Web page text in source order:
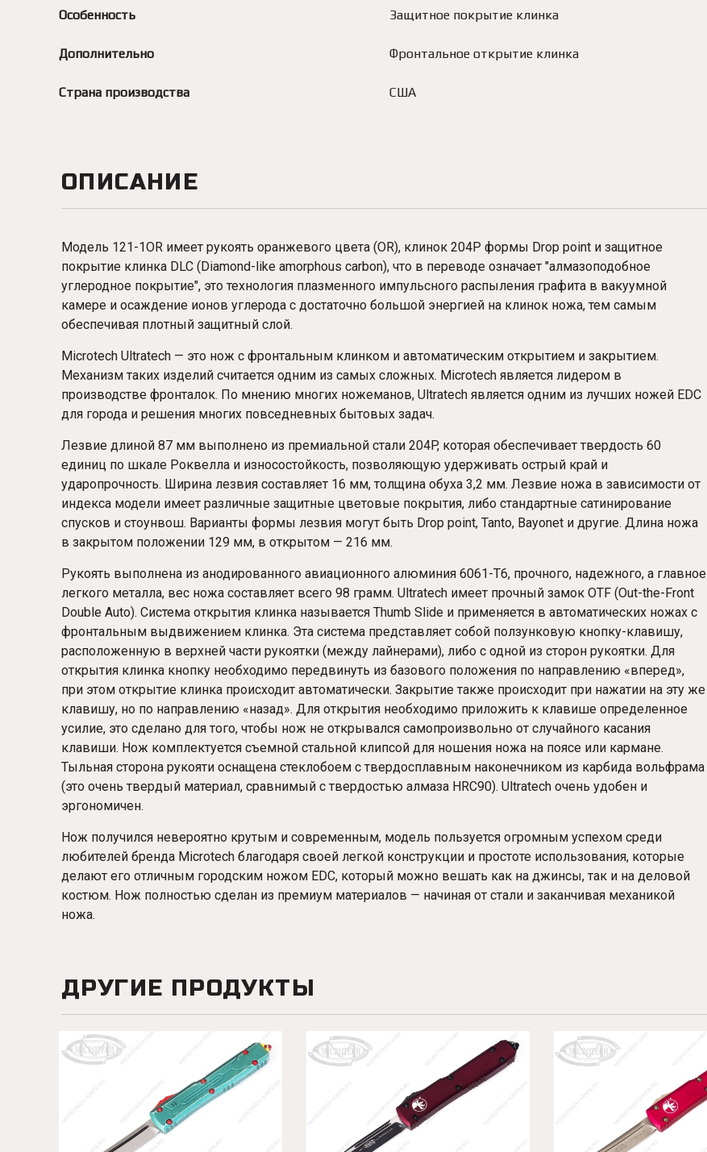
Особенность Защитное покрытие клинка
Дополнительно Фронтальное открытие клинка
Страна производства США
ОПИСАНИЕ
Модель 121-1OR имеет рукоять оранжевого цвета (OR), клинок 204P формы Drop point и защитное
покрытие клинка DLC (Diamond-like amorphous carbon), что в переводе означает "алмазоподобное
углеродное покрытие", это технология плазменного импульсного распыления графита в вакуумной
камере и осаждение ионов углерода с достаточно большой энергией на клинок ножа, тем самым
обеспечивая плотный защитный слой.
Microtech Ultratech — это нож с фронтальным клинком и автоматическим открытием и закрытием.
Механизм таких изделий считается одним из самых сложных. Microtech является лидером в
производстве фронталок. По мнению многих ножеманов, Ultratech является одним из лучших ножей EDC
для города и решения многих повседневных бытовых задач.
Лезвие длиной 87 мм выполнено из премиальной стали 204P, которая обеспечивает твердость 60
единиц по шкале Роквелла и износостойкость, позволяющую удерживать острый край и
ударопрочность. Ширина лезвия составляет 16 мм, толщина обуха 3,2 мм. Лезвие ножа в зависимости от
индекса модели имеет различные защитные цветовые покрытия, либо стандартные сатинирование
спусков и стоунвош. Варианты формы лезвия могут быть Drop point, Tanto, Bayonet и другие. Длина ножа
в закрытом положении 129 мм, в открытом — 216 мм.
Рукоять выполнена из анодированного авиационного алюминия 6061-T6, прочного, надежного, а главное
легкого металла, вес ножа составляет всего 98 грамм. Ultratech имеет прочный замок OTF (Out-the-Front
Double Auto). Система открытия клинка называется Thumb Slide и применяется в автоматических ножах с
фронтальным выдвижением клинка. Эта система представляет собой ползунковую кнопку-клавишу,
расположенную в верхней части рукоятки (между лайнерами), либо с одной из сторон рукоятки. Для
открытия клинка кнопку необходимо передвинуть из базового положения по направлению «вперед»,
при этом открытие клинка происходит автоматически. Закрытие также происходит при нажатии на эту же
клавишу, но по направлению «назад». Для открытия необходимо приложить к клавише определенное
усилие, это сделано для того, чтобы нож не открывался самопроизвольно от случайного касания
клавиши. Нож комплектуется съемной стальной клипсой для ношения ножа на поясе или кармане.
Тыльная сторона рукояти оснащена стеклобоем с твердосплавным наконечником из карбида вольфрама
(это очень твердый материал, сравнимый с твердостью алмаза HRC90). Ultratech очень удобен и
эргономичен.
Нож получился невероятно крутым и современным, модель пользуется огромным успехом среди
любителей бренда Microtech благодаря своей легкой конструкции и простоте использования, которые
делают его отличным городским ножом EDC, который можно вешать как на джинсы, так и на деловой
костюм. Нож полностью сделан из премиум материалов — начиная от стали и заканчивая механикой
ножа.
ДРУГИЕ ПРОДУКТЫ